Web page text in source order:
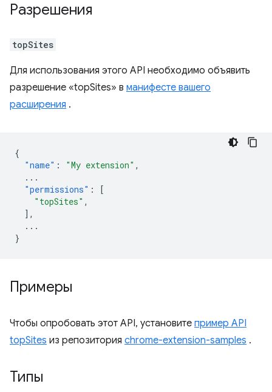
Разрешения
topSites
Для использования этого API необходимо объявить
разрешение «topSites» в манифесте вашего
расширения .
{
"name" : "My extension" ,
...
"permissions" :
[
"topSites" ,
],
...
}
Примеры
Чтобы опробовать этот API, установите пример API
topSites из репозитория chrome-extension-samples .
Типы